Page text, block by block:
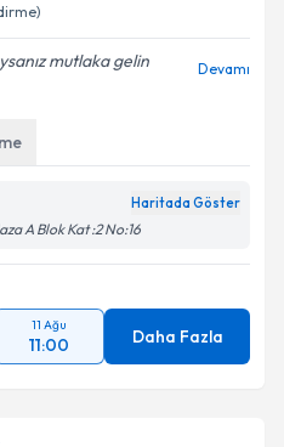
mutlaka gelin
Devamı
Haritada Göster
A Blok Kat :2 No:16
11 Ağu
11:00 Daha Fazla